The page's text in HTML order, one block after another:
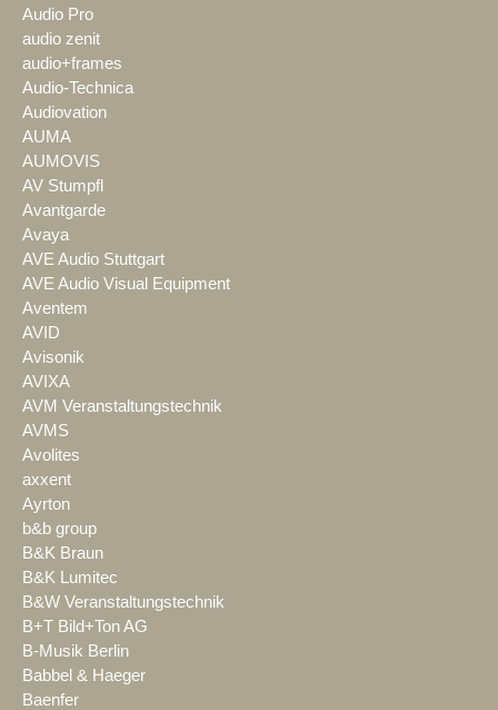
Audio Pro
audio zenit
audio+frames
Audio-Technica
Audiovation
AUMA
AUMOVIS
AV Stumpfl
Avantgarde
Avaya
AVE Audio Stuttgart
AVE Audio Visual Equipment
Aventem
AVID
Avisonik
AVIXA
AVM Veranstaltungstechnik
AVMS
Avolites
axxent
Ayrton
b&b group
B&K Braun
B&K Lumitec
B&W Veranstaltungstechnik
B+T Bild+Ton AG
B-Musik Berlin
Babbel & Haeger
Baenfer